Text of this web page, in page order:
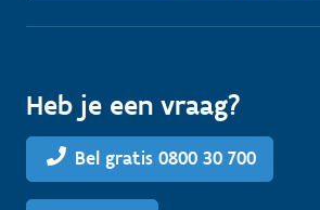
Heb je een vraag?
Bel gratis 0800 30 700